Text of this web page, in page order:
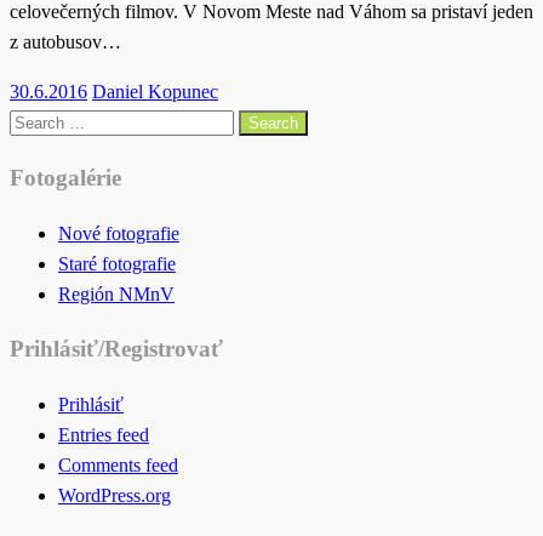
celovečerných filmov. V Novom Meste nad Váhom sa pristaví jeden
z autobusov…
Posted
on
30.6.2016 Daniel Kopunec
Search
Fotogalérie
Nové fotografie
Staré fotografie
Región NMnV
Prihlásiť/Registrovať
Prihlásiť
Entries feed
Comments feed
WordPress.org